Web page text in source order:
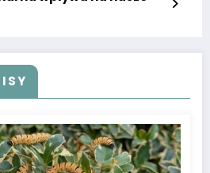
wpływa na nasze